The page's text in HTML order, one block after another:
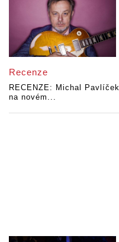
Recenze
RECENZE: Michal Pavlíček
na novém...